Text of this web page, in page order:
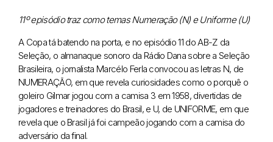
11º episódio traz como temas Numeração (N) e Uniforme (U)
A Copa tá batendo na porta, e no episódio 11 do AB-Z da
Seleção, o almanaque sonoro da Rádio Dana sobre a Seleção
Brasileira, o jornalista Marcélo Ferla convocou as letras N, de
NUMERAÇÃO, em que revela curiosidades como o porquê o
goleiro Gilmar jogou com a camisa 3 em 1958, divertidas de
jogadores e treinadores do Brasil, e U, de UNIFORME, em que
revela que o Brasil já foi campeão jogando com a camisa do
adversário da final.